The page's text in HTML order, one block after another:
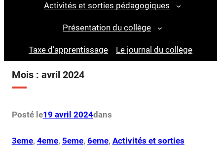
Activités et sorties pédagogiques
Présentation du collège
Taxe d’apprentissage Le journal du collège
Mois : avril 2024
Posté le19 avril 2024dans
3eme, 4eme, 5eme, 6eme, Activités et sorties